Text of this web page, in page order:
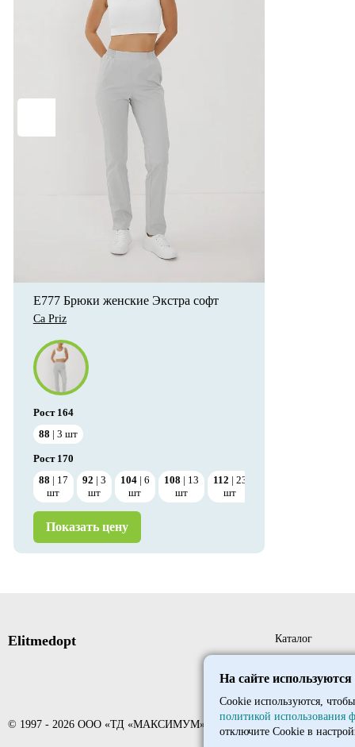
E777 Брюки женские Экстра софт
Ca Priz
Рост164
88
3 шт
Рост170
88
17
шт
92
3
шт
104
6
шт
108
13
шт
112
23
шт
Показать цену
Elitmedopt
© 1997 - 2026 ООО «ТД «МАКСИМУМ»
Каталог
Складская
На сайте
Cookie используются,
политикой использования
отключите Cookie в